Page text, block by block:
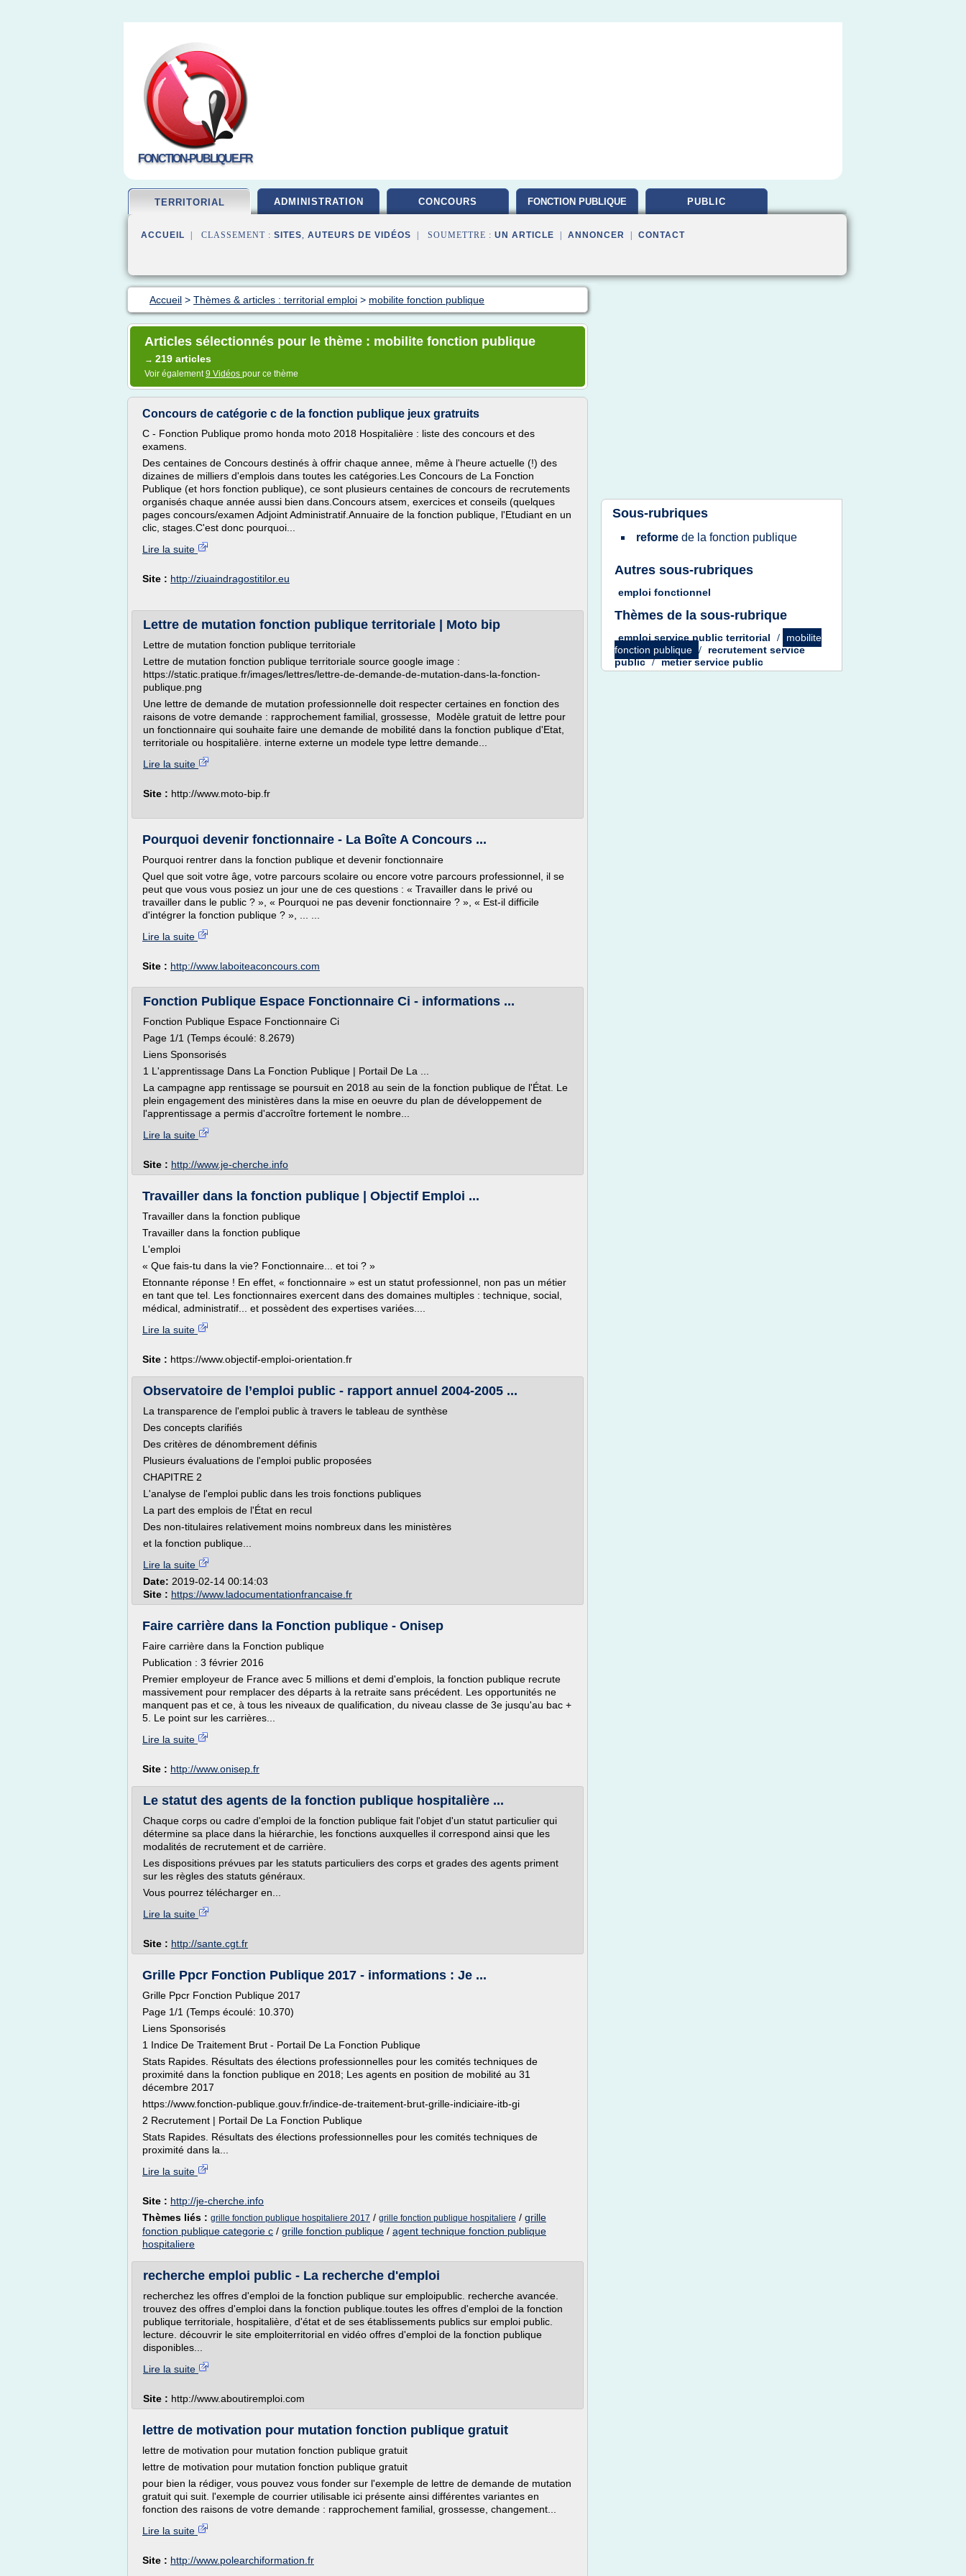
FONCTION-PUBLIQUE.FR
TERRITORIAL ADMINISTRATION CONCOURS FONCTION PUBLIQUE PUBLIC
ACCUEIL | CLASSEMENT : SITES, AUTEURS DE VIDÉOS | SOUMETTRE : UN ARTICLE ANNONCER CONTACT
Accueil > Thèmes & articles : territorial emploi > mobilite fonction publique
Articles sélectionnés pour le thème : mobilite fonction publique
→ 219 articles
Voir également9 Vidéos pour ce thème
Concours de catégorie c de la fonction publique jeux gratruits
C - Fonction Publique promo honda moto 2018 Hospitalière : liste des concours et des
examens.
Des centaines de Concours destinés à offrir chaque annee, même à l'heure actuelle (!) des
dizaines de milliers d'emplois dans toutes les catégories.Les Concours de La Fonction
Publique (et hors fonction publique), ce sont plusieurs centaines de concours de recrutements
organisés chaque année aussi bien dans.Concours atsem, exercices et conseils (quelques
pages concours/examen Adjoint Administratif.Annuaire de la fonction publique, l'Etudiant en un
clic, stages.C'est donc pourquoi...
Lire la suite
Site : http://ziuaindragostitilor.eu
Lettre de mutation fonction publique territoriale | Moto bip
Lettre de mutation fonction publique territoriale
Lettre de mutation fonction publique territoriale source google image :
https://static.pratique.fr/images/lettres/lettre-de-demande-de-mutation-dans-la-fonction-
publique.png
Une lettre de demande de mutation professionnelle doit respecter certaines en fonction des
raisons de votre demande : rapprochement familial, grossesse, Modèle gratuit de lettre pour
un fonctionnaire qui souhaite faire une demande de mobilité dans la fonction publique d'Etat,
territoriale ou hospitalière. interne externe un modele type lettre demande...
Lire la suite
Site : http://www.moto-bip.fr
Pourquoi devenir fonctionnaire - La Boîte A Concours ...
Pourquoi rentrer dans la fonction publique et devenir fonctionnaire
Quel que soit votre âge, votre parcours scolaire ou encore votre parcours professionnel, il se
peut que vous vous posiez un jour une de ces questions : « Travailler dans le privé ou
travailler dans le public ? », « Pourquoi ne pas devenir fonctionnaire ? », « Est-il difficile
d'intégrer la fonction publique ? », ... ...
Lire la suite
Site : http://www.laboiteaconcours.com
Fonction Publique Espace Fonctionnaire Ci - informations ...
Fonction Publique Espace Fonctionnaire Ci
Page 1/1 (Temps écoulé: 8.2679)
Liens Sponsorisés
1 L'apprentissage Dans La Fonction Publique | Portail De La ...
La campagne app rentissage se poursuit en 2018 au sein de la fonction publique de l'État. Le
plein engagement des ministères dans la mise en oeuvre du plan de développement de
l'apprentissage a permis d'accroître fortement le nombre...
Lire la suite
Site : http://www.je-cherche.info
Travailler dans la fonction publique | Objectif Emploi ...
Travailler dans la fonction publique
Travailler dans la fonction publique
L'emploi
« Que fais-tu dans la vie? Fonctionnaire... et toi ? »
Etonnante réponse ! En effet, « fonctionnaire » est un statut professionnel, non pas un métier
en tant que tel. Les fonctionnaires exercent dans des domaines multiples : technique, social,
médical, administratif... et possèdent des expertises variées....
Lire la suite
Site : https://www.objectif-emploi-orientation.fr
Observatoire de l’emploi public - rapport annuel 2004-2005 ...
La transparence de l'emploi public à travers le tableau de synthèse
Des concepts clarifiés
Des critères de dénombrement définis
Plusieurs évaluations de l'emploi public proposées
CHAPITRE 2
L'analyse de l'emploi public dans les trois fonctions publiques
La part des emplois de l'État en recul
Des non-titulaires relativement moins nombreux dans les ministères
et la fonction publique...
Lire la suite
Date: 2019-02-14 00:14:03
Site : https://www.ladocumentationfrancaise.fr
Faire carrière dans la Fonction publique - Onisep
Faire carrière dans la Fonction publique
Publication : 3 février 2016
Premier employeur de France avec 5 millions et demi d'emplois, la fonction publique recrute
massivement pour remplacer des départs à la retraite sans précédent. Les opportunités ne
manquent pas et ce, à tous les niveaux de qualification, du niveau classe de 3e jusqu'au bac +
5. Le point sur les carrières...
Lire la suite
Site : http://www.onisep.fr
Le statut des agents de la fonction publique hospitalière ...
Chaque corps ou cadre d'emploi de la fonction publique fait l'objet d'un statut particulier qui
détermine sa place dans la hiérarchie, les fonctions auxquelles il correspond ainsi que les
modalités de recrutement et de carrière.
Les dispositions prévues par les statuts particuliers des corps et grades des agents priment
sur les règles des statuts généraux.
Vous pourrez télécharger en...
Lire la suite
Site : http://sante.cgt.fr
Grille Ppcr Fonction Publique 2017 - informations : Je ...
Grille Ppcr Fonction Publique 2017
Page 1/1 (Temps écoulé: 10.370)
Liens Sponsorisés
1 Indice De Traitement Brut - Portail De La Fonction Publique
Stats Rapides. Résultats des élections professionnelles pour les comités techniques de
proximité dans la fonction publique en 2018; Les agents en position de mobilité au 31
décembre 2017
https://www.fonction-publique.gouv.fr/indice-de-traitement-brut-grille-indiciaire-itb-gi
2 Recrutement | Portail De La Fonction Publique
Stats Rapides. Résultats des élections professionnelles pour les comités techniques de
proximité dans la...
Lire la suite
Site : http://je-cherche.info
Thèmes liés : grille fonction publique hospitaliere 2017 / grille fonction publique hospitaliere / grille
fonction publique categorie c / grille fonction publique / agent technique fonction publique
hospitaliere
recherche emploi public - La recherche d'emploi
recherchez les offres d'emploi de la fonction publique sur emploipublic. recherche avancée.
trouvez des offres d'emploi dans la fonction publique.toutes les offres d'emploi de la fonction
publique territoriale, hospitalière, d'état et de ses établissements publics sur emploi public.
lecture. découvrir le site emploiterritorial en vidéo offres d'emploi de la fonction publique
disponibles...
Lire la suite
Site : http://www.aboutiremploi.com
lettre de motivation pour mutation fonction publique gratuit
lettre de motivation pour mutation fonction publique gratuit
lettre de motivation pour mutation fonction publique gratuit
pour bien la rédiger, vous pouvez vous fonder sur l'exemple de lettre de demande de mutation
gratuit qui suit. l'exemple de courrier utilisable ici présente ainsi différentes variantes en
fonction des raisons de votre demande : rapprochement familial, grossesse, changement...
Lire la suite
Site : http://www.polearchiformation.fr
Sous-rubriques
reforme de la fonction publique
Autres sous-rubriques
emploi fonctionnel
Thèmes de la sous-rubrique
emploi service public territorial /
mobilite
fonction publique /
recrutement service
public / metier service public